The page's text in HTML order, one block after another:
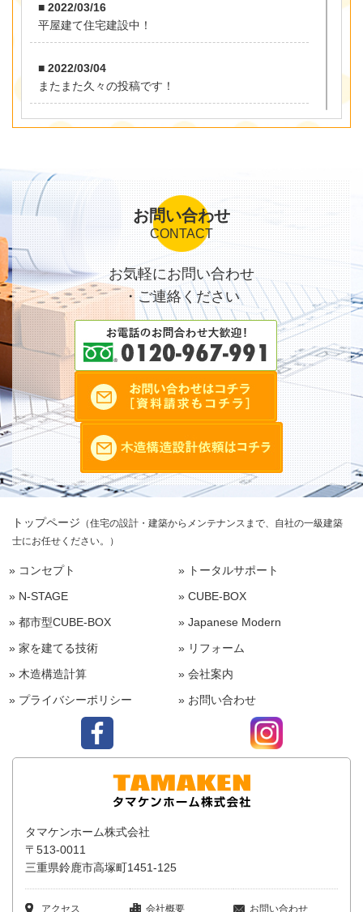
■ 2022/03/16
平屋建て住宅建設中！
■ 2022/03/04
またまた久々の投稿です！
■ 2021/11/23
■ 2020/10/13
完成しました！
■ 2020/08/14
お施主様のお心遣いに感謝
■ 2020/07/30
久々の投稿！
■ 2020/01/06
2020年！あけましておめでとうございます。
■ 2019/10/28
建物は完成しました！
お問い合わせ
CONTACT
お気軽にお問い合わせ
・ご連絡ください
トップページ （住宅の設計・建築からメンテナンスまで、自社の一級建築
士にお任せください。）
» コンセプト
» トータルサポート
» N-STAGE
» CUBE-BOX
» 都市型CUBE-BOX
» Japanese Modern
» 家を建てる技術
» リフォーム
» 木造構造計算
» 会社案内
» プライバシーポリシー
» お問い合わせ
タマケンホーム株式会社
〒513-0011
三重県鈴鹿市高塚町1451-125
アクセス 会社概要 お問い合わせ